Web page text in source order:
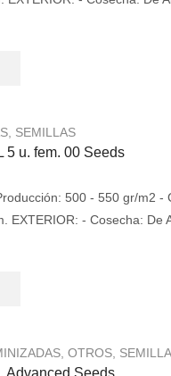
SEMILLAS
5 u. fem. 00 Seeds
500 - 550 gr/m2 -
EXTERIOR: - Cosecha: De
OTROS
Advanced Seeds